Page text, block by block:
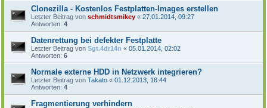
Clonezilla - Kostenlos Festplatten-Images erstellen
Letzter Beitrag von schmidtsmikey « 27.01.2014, 09:27
Antworten: 4
Datenrettung bei defekter Festplatte
Letzter Beitrag von Sgt.4dr14n « 05.01.2014, 02:02
Antworten: 6
Normale externe HDD in Netzwerk integrieren?
Letzter Beitrag von Takato « 01.12.2013, 16:44
Antworten: 4
Fragmentierung verhindern